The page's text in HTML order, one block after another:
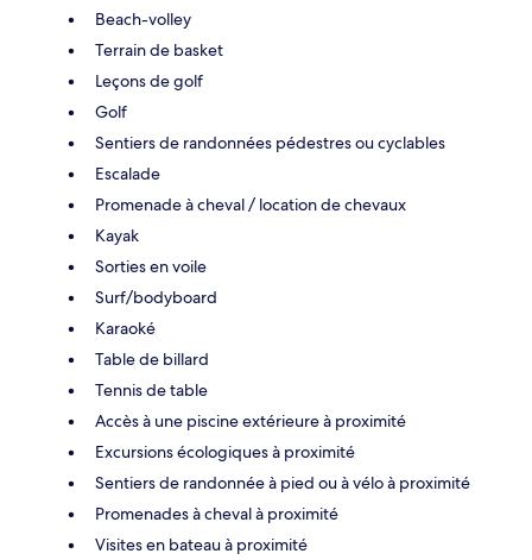
Beach-volley
Terrain de basket
Leçons de golf
Golf
Sentiers de randonnées pédestres ou cyclables
Escalade
Promenade à cheval / location de chevaux
Kayak
Sorties en voile
Surf/bodyboard
Karaoké
Table de billard
Tennis de table
Accès à une piscine extérieure à proximité
Excursions écologiques à proximité
Sentiers de randonnée à pied ou à vélo à proximité
Promenades à cheval à proximité
Visites en bateau à proximité